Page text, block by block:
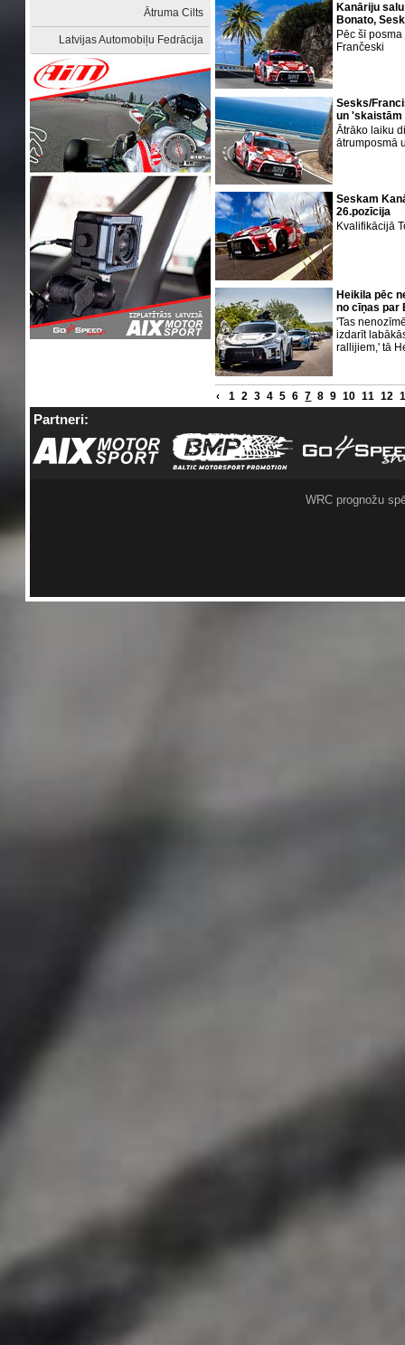
Ātruma Cilts
Latvijas Automobiļu Fedrācija
Kanāriju
Bonato,
Pēc šī
Frančeski
Sesks/
un 'skaistām
Ātrāko laiku
ātrumposmā
Seskam
26.pozīcija
Kvalifikācijā
Heikila pēc
no cīņas par
'Tas
izdarīt
rallijiem,' tā
‹ 1 2 3 4 5 6 7 8 9 10 11 12
Partneri:
WRC prognožu